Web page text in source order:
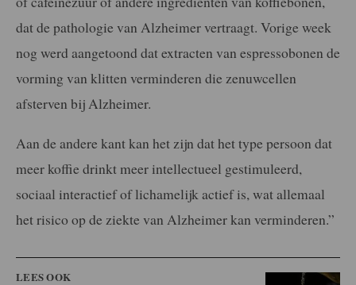
dat de pathologie van Alzheimer vertraagt. Vorige week
nog werd aangetoond dat extracten van espressobonen de
vorming van klitten verminderen die zenuwcellen
afsterven bij Alzheimer.
Aan de andere kant kan het zijn dat het type persoon dat
meer koffie drinkt meer intellectueel gestimuleerd,
sociaal interactief of lichamelijk actief is, wat allemaal
het risico op de ziekte van Alzheimer kan verminderen.”
LEES OOK